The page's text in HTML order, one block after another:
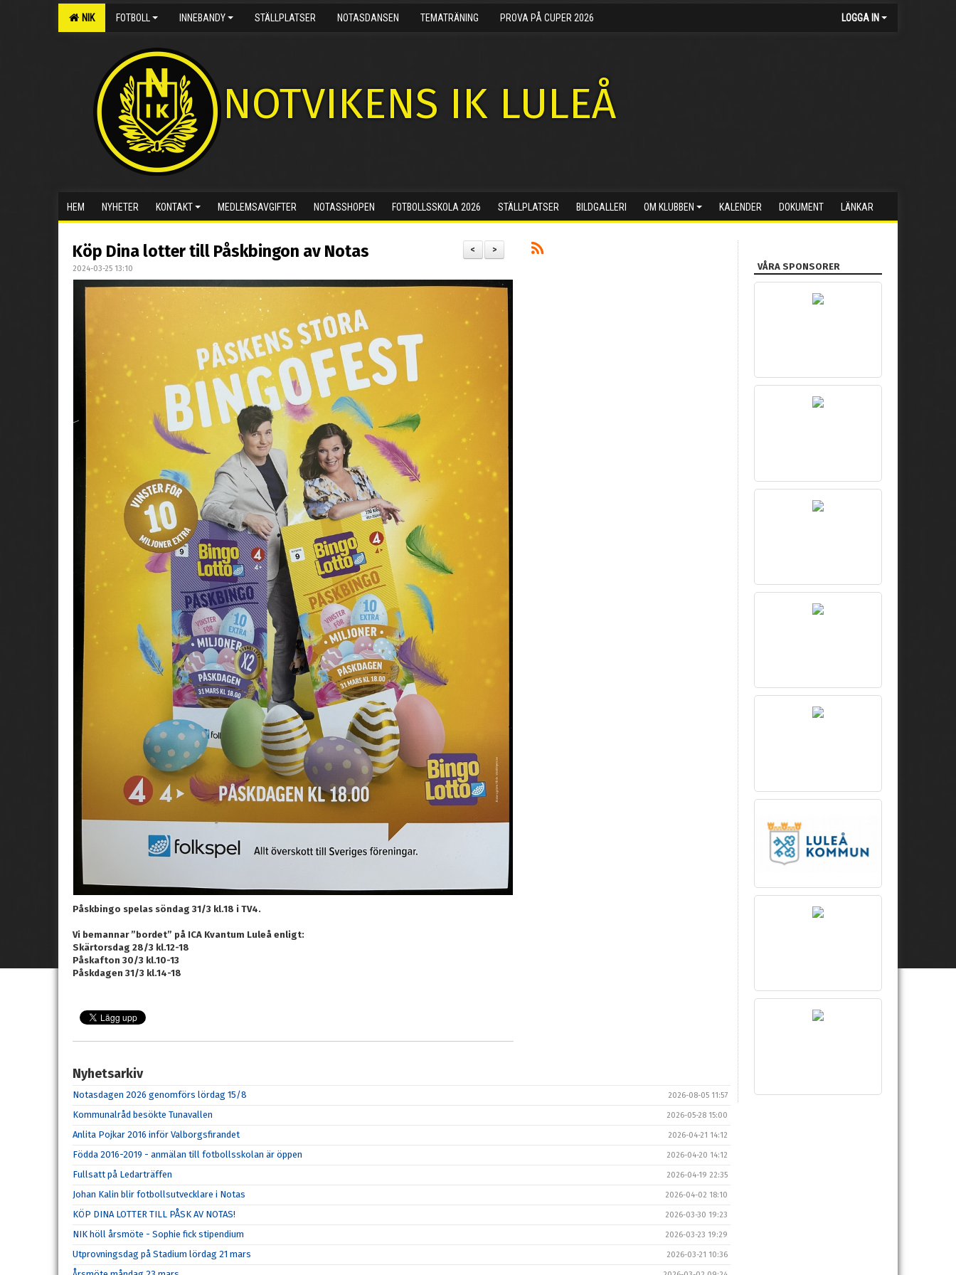
NIK FOTBOLL INNEBANDY STÄLLPLATSER NOTASDANSEN TEMATRÄNING PROVA PÅ CUPER 2026 LOGGA IN
NOTVIKENS IK LULEÅ
HEM NYHETER KONTAKT MEDLEMSAVGIFTER NOTASSHOPEN FOTBOLLSSKOLA 2026 STÄLLPLATSER BILDGALLERI OM KLUBBEN KALENDER DOKUMENT LÄNKAR
>
<
Köp Dina lotter till Påskbingon av Notas
2024-03-25 13:10
Påskbingo spelas söndag 31/3 kl.18 i TV4.
Vi bemannar ”bordet” på ICA Kvantum Luleå enligt:
Skärtorsdag 28/3 kl.12-18
Påskafton 30/3 kl.10-13
Påskdagen 31/3 kl.14-18
Nyhetsarkiv
Notasdagen 2026 genomförs lördag 15/8 2026-08-05 11:57
Kommunalråd besökte Tunavallen 2026-05-28 15:00
Anlita Pojkar 2016 inför Valborgsfirandet 2026-04-21 14:12
Födda 2016-2019 - anmälan till fotbollsskolan är öppen 2026-04-20 14:12
Fullsatt på Ledarträffen 2026-04-19 22:35
Johan Kalin blir fotbollsutvecklare i Notas 2026-04-02 18:10
KÖP DINA LOTTER TILL PÅSK AV NOTAS! 2026-03-30 19:23
NIK höll årsmöte - Sophie fick stipendium 2026-03-23 19:29
Utprovningsdag på Stadium lördag 21 mars 2026-03-21 10:36
VÅRA SPONSORER